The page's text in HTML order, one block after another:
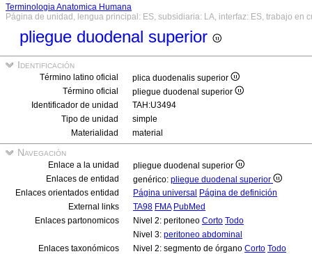
Terminologia Anatomica Humana
Página de unidad, lengua principal: ES, subsidiaria: LA, interfaz: ES, trabajo en
pliegue duodenal superior
Identificación
Término latino oficial
plica duodenalis superior
Término oficial
pliegue duodenal superior
Identificador de unidad
TAH:U3494
Tipo de unidad
simple
Materialidad
material
Navegación
Enlace a la unidad
pliegue duodenal superior
Enlaces de entidad
genérico: pliegue duodenal superior
Enlaces orientados entidad
Página universal Página de definición
External links
TA98 FMA PubMed
Enlaces partonomicos
Nivel 2: peritoneo Corto Todo
Nivel 3: peritoneo abdominal
Enlaces taxonómicos
Nivel 2: segmento de órgano Corto Todo